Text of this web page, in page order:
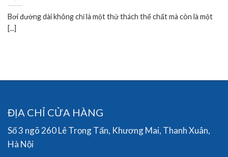
Bơi đường dài không chỉ là một thử thách thể chất mà còn là một
[...]
ĐỊA CHỈ CỬA HÀNG
Số 3 ngõ 260 Lê Trọng Tấn, Khương Mai, Thanh Xuân,
Hà Nội